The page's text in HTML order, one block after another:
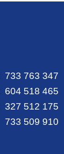
733 763 347
604 518 465
327 512 175
733 509 910